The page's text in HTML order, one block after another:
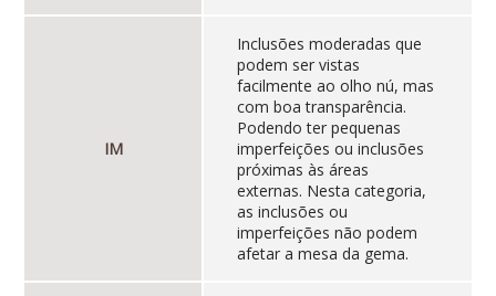
IM
Inclusões moderadas que
podem ser vistas
facilmente ao olho nú, mas
com boa transparência.
Podendo ter pequenas
imperfeições ou inclusões
próximas às áreas
externas. Nesta categoria,
as inclusões ou
imperfeições não podem
afetar a mesa da gema.